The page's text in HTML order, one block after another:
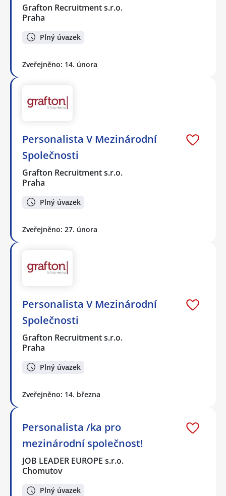
Grafton Recruitment s.r.o.
Praha
Plný úvazek
Zveřejněno: 14. února
Personalista V Mezinárodní
Společnosti
Grafton Recruitment s.r.o.
Praha
Plný úvazek
Zveřejněno: 27. února
Personalista V Mezinárodní
Společnosti
Grafton Recruitment s.r.o.
Praha
Plný úvazek
Zveřejněno: 14. března
Personalista /ka pro
mezinárodní společnost!
JOB LEADER EUROPE s.r.o.
Chomutov
Plný úvazek